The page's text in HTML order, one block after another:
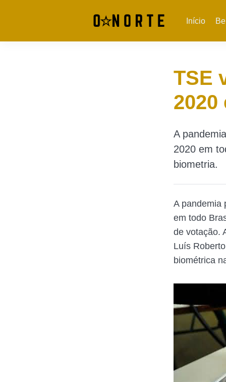
Início
TSE
2020
A
2020 em
biometria.
A pandemia
em todo
de votação.
Luís
biométrica